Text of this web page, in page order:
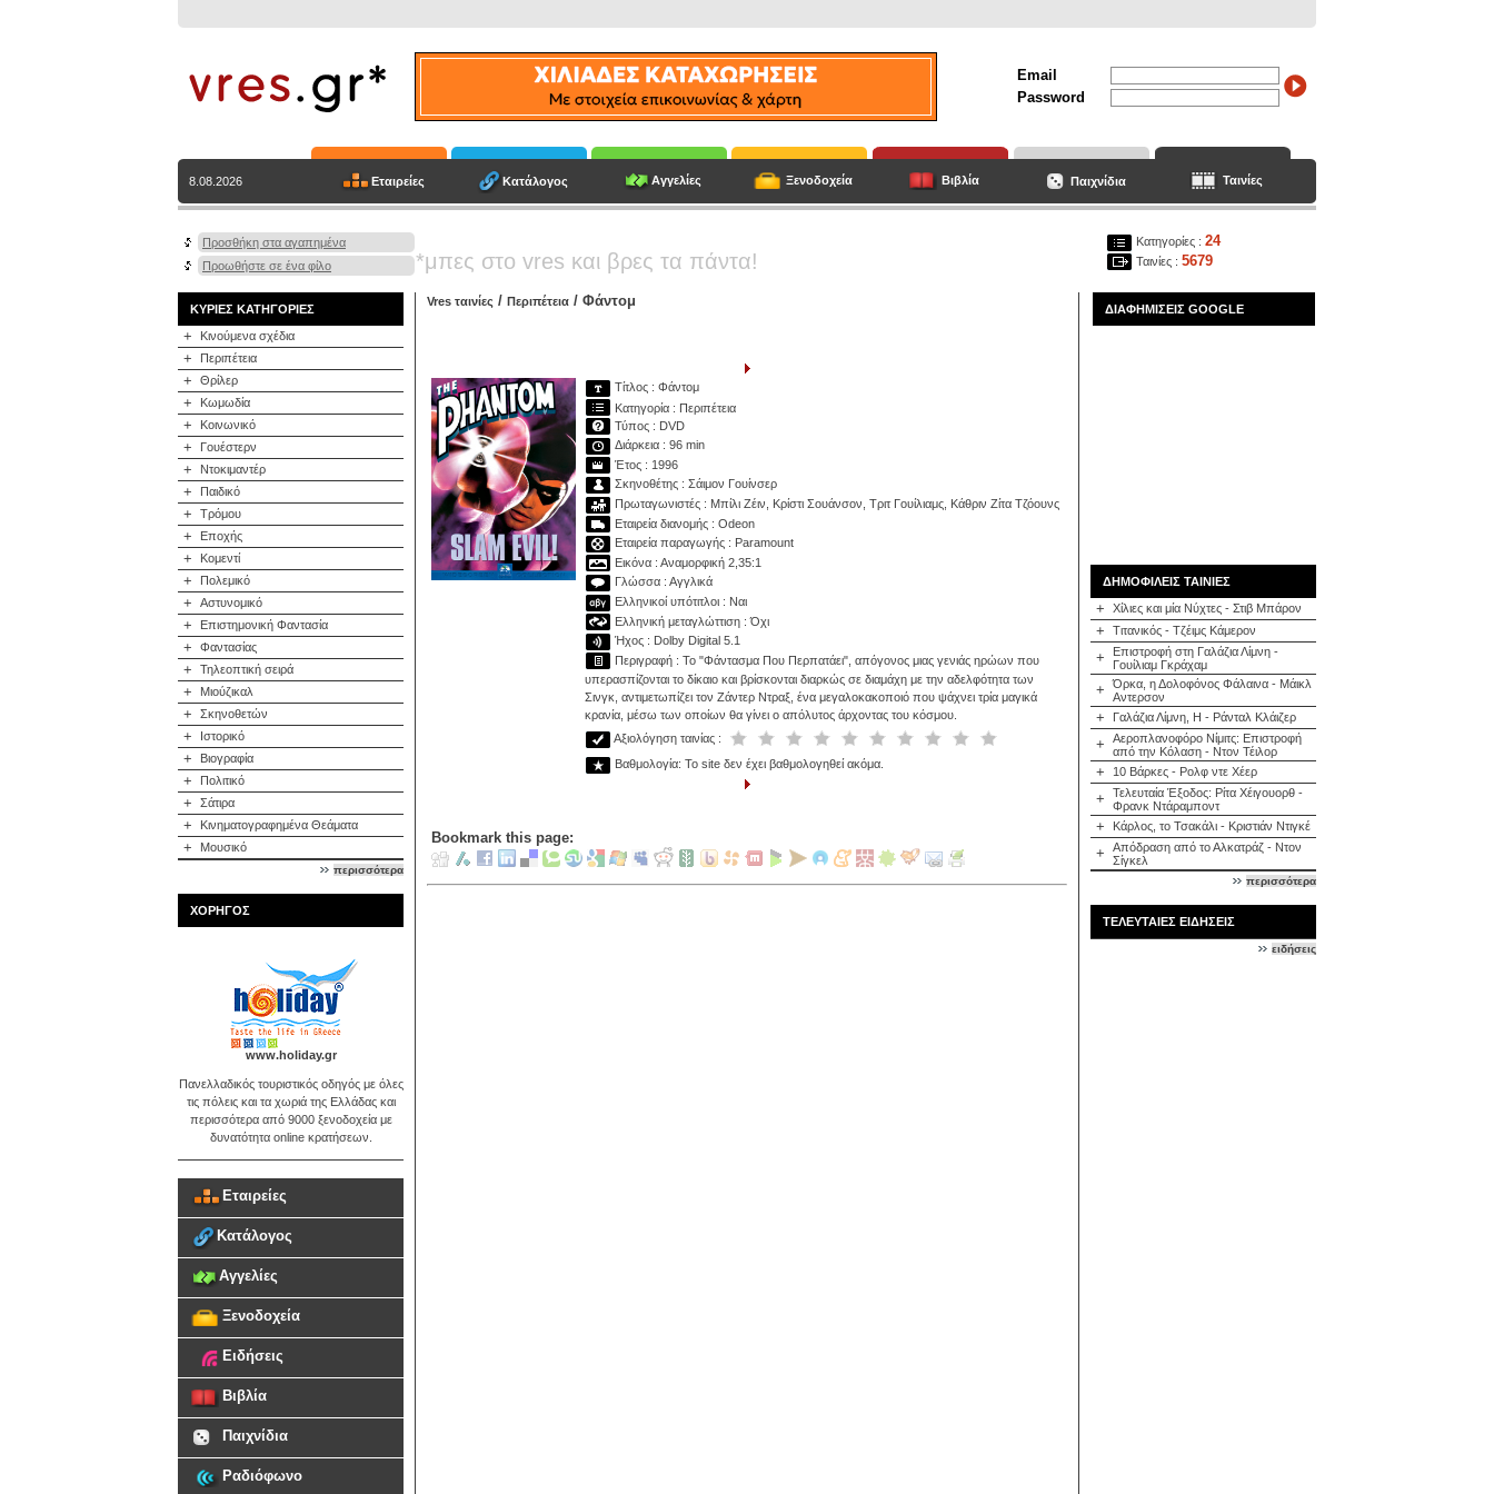
Email
Password
8.08.2026 Εταιρείες Κατάλογος Αγγελίες Ξενοδοχεία Βιβλία Παιχνίδια Ταινίες
Προσθήκη στα αγαπημένα
Προωθήστε σε ένα φίλο
*μπες στο vres και βρες τα πάντα!
Κατηγορίες : 24
Ταινίες : 5679
ΚΥΡΙΕΣ ΚΑΤΗΓΟΡΙΕΣ
+ Κινούμενα σχέδια
+ Περιπέτεια
+ Θρίλερ
+ Κωμωδία
+ Κοινωνικό
+ Γουέστερν
+ Ντοκιμαντέρ
+ Παιδικό
+ Τρόμου
+ Εποχής
+ Κομεντί
+ Πολεμικό
+ Αστυνομικό
+ Επιστημονική Φαντασία
+ Φαντασίας
+ Τηλεοπτική σειρά
+ Μιούζικαλ
+ Σκηνοθετών
+ Ιστορικό
+ Βιογραφία
+ Πολιτικό
+ Σάτιρα
+ Κινηματογραφημένα Θεάματα
+ Μουσικό
περισσότερα
ΧΟΡΗΓΟΣ
www.holiday.gr
Πανελλαδικός τουριστικός οδηγός με όλες
τις πόλεις και τα χωριά της Ελλάδας και
περισσότερα από 9000 ξενοδοχεία με
δυνατότητα online κρατήσεων.
Εταιρείες
Κατάλογος
Αγγελίες
Ξενοδοχεία
Ειδήσεις
Βιβλία
Παιχνίδια
Ραδιόφωνο
Vres ταινίες / Περιπέτεια / Φάντομ
Τίτλος : Φάντομ
Κατηγορία : Περιπέτεια
Τύπος : DVD
Διάρκεια : 96 min
Έτος : 1996
Σκηνοθέτης : Σάιμον Γουίνσερ
Πρωταγωνιστές : Μπίλι Ζέιν, Κρίστι Σουάνσον, Τριτ Γουίλιαμς, Κάθριν Ζίτα Τζόουνς
Εταιρεία διανομής : Odeon
Εταιρεία παραγωγής : Paramount
Εικόνα : Αναμορφική 2,35:1
Γλώσσα : Αγγλικά
Ελληνικοί υπότιτλοι : Ναι
Ελληνική μεταγλώττιση : Όχι
Ήχος : Dolby Digital 5.1
Περιγραφή : Το "Φάντασμα Που Περπατάει", απόγονος μιας γενιάς ηρώων που
υπερασπίζονται το δίκαιο και βρίσκονται διαρκώς σε διαμάχη με την αδελφότητα των
Σινγκ, αντιμετωπίζει τον Ζάντερ Ντραξ, ένα μεγαλοκακοποιό που ψάχνει τρία μαγικά
κρανία, μέσω των οποίων θα γίνει ο απόλυτος άρχοντας του κόσμου.
Αξιολόγηση ταινίας :
Βαθμολογία: Το site δεν έχει βαθμολογηθεί ακόμα.
Bookmark this page:
ΔΙΑΦΗΜΙΣΕΙΣ GOOGLE
ΔΗΜΟΦΙΛΕΙΣ ΤΑΙΝΙΕΣ
+ Χίλιες και μία Νύχτες - Στιβ Μπάρον
+ Τιτανικός - Τζέιμς Κάμερον
+
Επιστροφή στη Γαλάζια Λίμνη -
Γουίλιαμ Γκράχαμ
+
Όρκα, η Δολοφόνος Φάλαινα - Μάικλ
Αντερσον
+ Γαλάζια Λίμνη, Η - Ράνταλ Κλάιζερ
+
Αεροπλανοφόρο Νίμιτς: Επιστροφή
από την Κόλαση - Ντον Τέιλορ
+ 10 Βάρκες - Ρολφ ντε Χέερ
+
Τελευταία Έξοδος: Ρίτα Χέιγουορθ -
Φρανκ Ντάραμποντ
+ Κάρλος, το Τσακάλι - Κριστιάν Ντιγκέ
+
Απόδραση από το Αλκατράζ - Ντον
Σίγκελ
περισσότερα
ΤΕΛΕΥΤΑΙΕΣ ΕΙΔΗΣΕΙΣ
ειδήσεις